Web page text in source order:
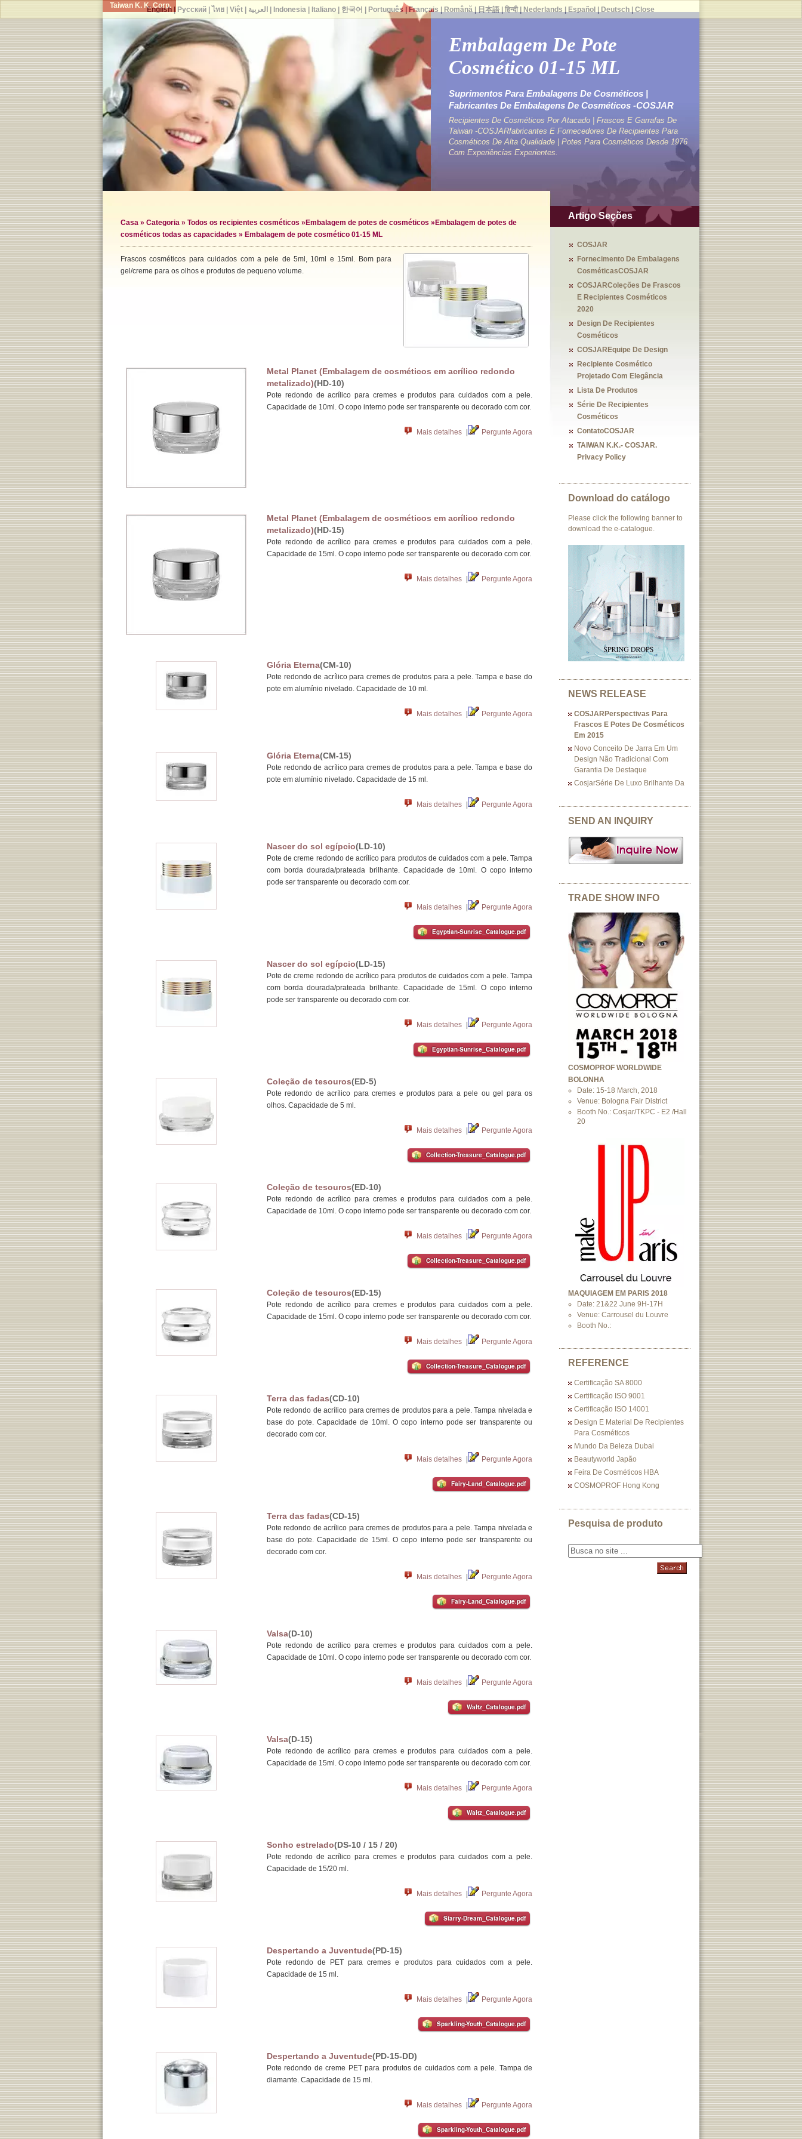
Taiwan K. K. Corp.
Embalagem De Pote
Cosmético 01-15 ML
Suprimentos Para Embalagens De Cosméticos |
Fabricantes De Embalagens De Cosméticos -COSJAR
Recipientes De Cosméticos Por Atacado | Frascos E Garrafas De
Taiwan -COSJARfabricantes E Fornecedores De Recipientes Para
Cosméticos De Alta Qualidade | Potes Para Cosméticos Desde 1976
Com Experiências Experientes.
Casa » Categoria » Todos os recipientes cosméticos » Embalagem de potes de cosméticos » Embalagem de potes de
cosméticos todas as capacidades » Embalagem de pote cosmético 01-15 ML
Frascos cosméticos para cuidados com a pele de 5ml, 10ml e 15ml. Bom para
gel/creme para os olhos e produtos de pequeno volume.
Metal Planet (Embalagem de cosméticos em acrílico redondo
metalizado)(HD-10)
Pote redondo de acrílico para cremes e produtos para cuidados com a pele.
Capacidade de 10ml. O copo interno pode ser transparente ou decorado com cor.
Mais detalhes Pergunte Agora
Metal Planet (Embalagem de cosméticos em acrílico redondo
metalizado)(HD-15)
Pote redondo de acrílico para cremes e produtos para cuidados com a pele.
Capacidade de 15ml. O copo interno pode ser transparente ou decorado com cor.
Mais detalhes Pergunte Agora
Glória Eterna(CM-10)
Pote redondo de acrílico para cremes de produtos para a pele. Tampa e base do
pote em alumínio nivelado. Capacidade de 10 ml.
Mais detalhes Pergunte Agora
Glória Eterna(CM-15)
Pote redondo de acrílico para cremes de produtos para a pele. Tampa e base do
pote em alumínio nivelado. Capacidade de 15 ml.
Mais detalhes Pergunte Agora
Nascer do sol egípcio(LD-10)
Pote de creme redondo de acrílico para produtos de cuidados com a pele. Tampa
com borda dourada/prateada brilhante. Capacidade de 10ml. O copo interno
pode ser transparente ou decorado com cor.
Mais detalhes Pergunte Agora
Egyptian-Sunrise_Catalogue.pdf
Nascer do sol egípcio(LD-15)
Pote de creme redondo de acrílico para produtos de cuidados com a pele. Tampa
com borda dourada/prateada brilhante. Capacidade de 15ml. O copo interno
pode ser transparente ou decorado com cor.
Mais detalhes Pergunte Agora
Egyptian-Sunrise_Catalogue.pdf
Coleção de tesouros(ED-5)
Pote redondo de acrílico para cremes e produtos para a pele ou gel para os
olhos. Capacidade de 5 ml.
Mais detalhes Pergunte Agora
Collection-Treasure_Catalogue.pdf
Coleção de tesouros(ED-10)
Pote redondo de acrílico para cremes e produtos para cuidados com a pele.
Capacidade de 10ml. O copo interno pode ser transparente ou decorado com cor.
Mais detalhes Pergunte Agora
Collection-Treasure_Catalogue.pdf
Coleção de tesouros(ED-15)
Pote redondo de acrílico para cremes e produtos para cuidados com a pele.
Capacidade de 15ml. O copo interno pode ser transparente ou decorado com cor.
Mais detalhes Pergunte Agora
Collection-Treasure_Catalogue.pdf
Terra das fadas(CD-10)
Pote redondo de acrílico para cremes de produtos para a pele. Tampa nivelada e
base do pote. Capacidade de 10ml. O copo interno pode ser transparente ou
decorado com cor.
Mais detalhes Pergunte Agora
Fairy-Land_Catalogue.pdf
Terra das fadas(CD-15)
Pote redondo de acrílico para cremes de produtos para a pele. Tampa nivelada e
base do pote. Capacidade de 15ml. O copo interno pode ser transparente ou
decorado com cor.
Mais detalhes Pergunte Agora
Fairy-Land_Catalogue.pdf
Valsa(D-10)
Pote redondo de acrílico para cremes e produtos para cuidados com a pele.
Capacidade de 10ml. O copo interno pode ser transparente ou decorado com cor.
Mais detalhes Pergunte Agora
Waltz_Catalogue.pdf
Valsa(D-15)
Pote redondo de acrílico para cremes e produtos para cuidados com a pele.
Capacidade de 15ml. O copo interno pode ser transparente ou decorado com cor.
Mais detalhes Pergunte Agora
Waltz_Catalogue.pdf
Sonho estrelado(DS-10 / 15 / 20)
Pote redondo de acrílico para cremes e produtos para cuidados com a pele.
Capacidade de 15/20 ml.
Mais detalhes Pergunte Agora
Starry-Dream_Catalogue.pdf
Despertando a Juventude(PD-15)
Pote redondo de PET para cremes e produtos para cuidados com a pele.
Capacidade de 15 ml.
Mais detalhes Pergunte Agora
Sparkling-Youth_Catalogue.pdf
Despertando a Juventude(PD-15-DD)
Pote redondo de creme PET para produtos de cuidados com a pele. Tampa de
diamante. Capacidade de 15 ml.
Mais detalhes Pergunte Agora
Sparkling-Youth_Catalogue.pdf
Artigo Seções
COSJAR
Fornecimento De Embalagens
CosméticasCOSJAR
COSJARColeções De Frascos
E Recipientes Cosméticos
2020
Design De Recipientes
Cosméticos
COSJAREquipe De Design
Recipiente Cosmético
Projetado Com Elegância
Lista De Produtos
Série De Recipientes
Cosméticos
ContatoCOSJAR
TAIWAN K.K.- COSJAR.
Privacy Policy
Download do catálogo
Please click the following banner to
download the e-catalogue.
NEWS RELEASE
COSJARPerspectivas Para
Frascos E Potes De Cosméticos
Em 2015
Novo Conceito De Jarra Em Um
Design Não Tradicional Com
Garantia De Destaque
CosjarSérie De Luxo Brilhante Da
SEND AN INQUIRY
TRADE SHOW INFO
COSMOPROF WORLDWIDE
BOLONHA
Date: 15-18 March, 2018
Venue: Bologna Fair District
Booth No.: Cosjar/TKPC - E2 /Hall
20
MAQUIAGEM EM PARIS 2018
Date: 21&22 June 9H-17H
Venue: Carrousel du Louvre
Booth No.:
REFERENCE
Certificação SA 8000
Certificação ISO 9001
Certificação ISO 14001
Design E Material De Recipientes
Para Cosméticos
Mundo Da Beleza Dubai
Beautyworld Japão
Feira De Cosméticos HBA
COSMOPROF Hong Kong
Pesquisa de produto
English| Русский| ไทย| Việt| العربية Indonesia| Italiano| 한국어 Português Français Română| 日本語| हिन्दी| Nederlands Español Deutsch| Close